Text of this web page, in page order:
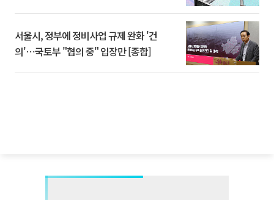
서울시, 정부에 정비사업 규제 완화 '건
의'⋯국토부 "협의 중" 입장만 [종합]